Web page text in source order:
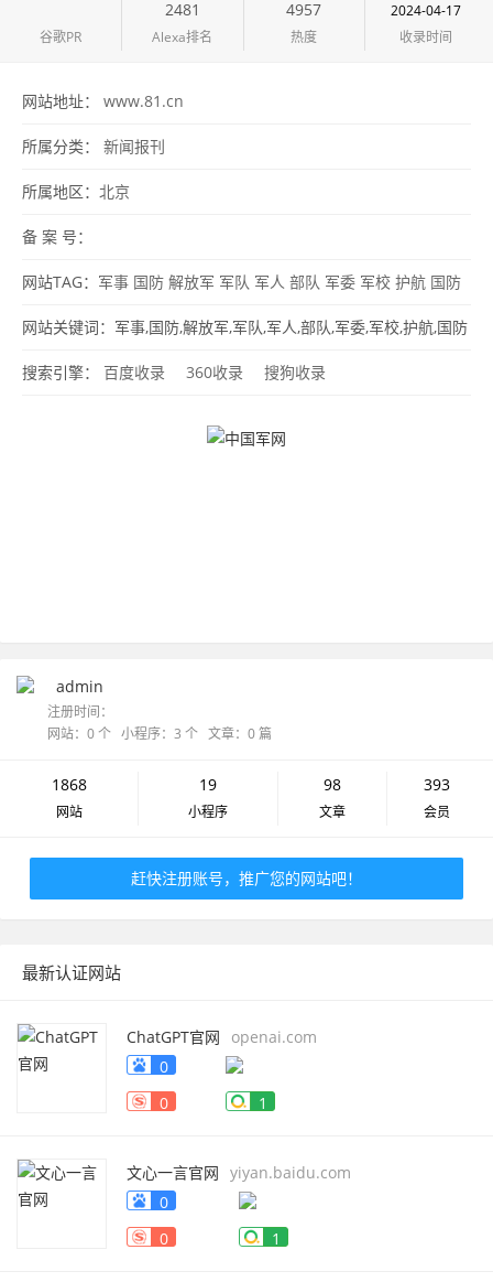
谷歌PR
2481
Alexa排名
4957
热度
2024-04-17
收录时间
网站地址： www.81.cn
所属分类： 新闻报刊
所属地区： 北京
备 案 号：
网站TAG： 军事 国防 解放军 军队 军人 部队 军委 军校 护航 国防
生 女兵 军事图片 军医
网站关键词：军事,国防,解放军,军队,军人,部队,军委,军校,护航,国防
生,女兵,军事图片,军医
搜索引擎： 百度收录 360收录 搜狗收录
admin
注册时间：
网站：0 个 小程序：3 个 文章：0 篇
1868
网站
19
小程序
98
文章
393
会员
赶快注册账号，推广您的网站吧！
最新认证网站
ChatGPT官网
openai.com
0
0
1
文心一言官网 yiyan.baidu.com
0
0
1